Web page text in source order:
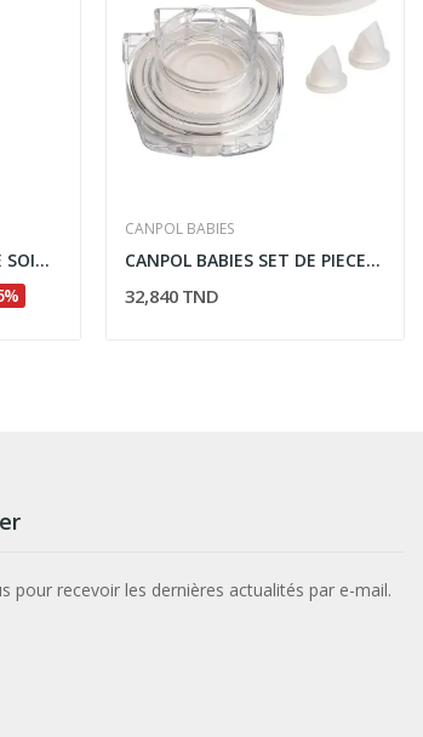
ROGE CAVAILLES INTIME SOIN TOILETTE INTIME...
CANPOL BABIES
CANPOL BABIES SET DE PIECES DE RECHANGES POUR...
32,840 TND
pour recevoir les dernières actualités par e-mail.